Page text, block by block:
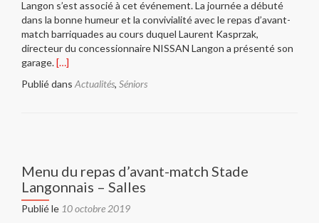
Langon s’est associé à cet événement. La journée a débuté
dans la bonne humeur et la convivialité avec le repas d’avant-
match barriquades au cours duquel Laurent Kasprzak,
directeur du concessionnaire NISSAN Langon a présenté son
garage.En
plus
:
compte
rendu
[…]
Publié dans Actualités, Séniors
Menu du repas d’avant-match Stade
Langonnais – Salles
Publié le 10 octobre 2019